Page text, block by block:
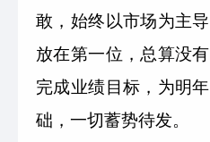
敢，始终以市场为主
放在第一位，总算没
完成业绩目标，为明
础，一切蓄势待发。